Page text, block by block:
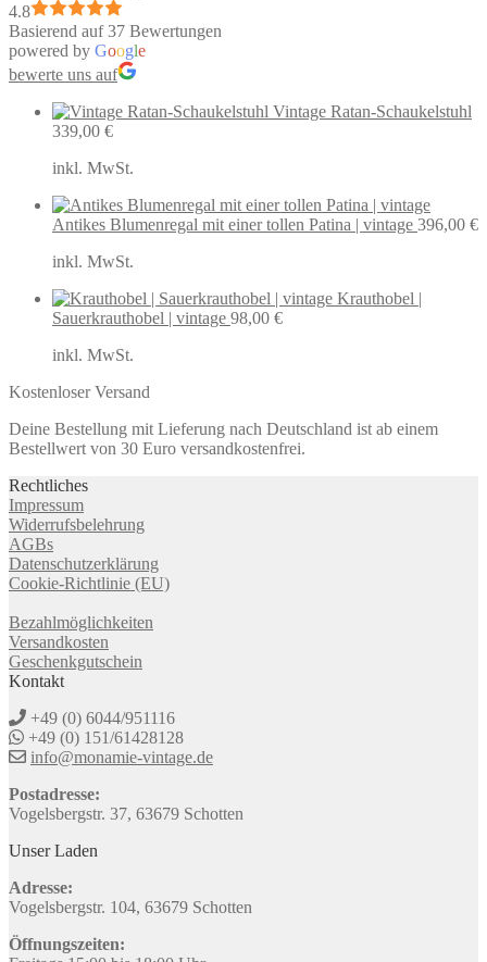
4.8
Basierend auf 37 Bewertungen
powered by Google
bewerte uns auf
Vintage Ratan-Schaukelstuhl
339,00 €
inkl. MwSt.
Antikes Blumenregal mit einer tollen Patina | vintage 396,00 €
inkl. MwSt.
Krauthobel |
Sauerkrauthobel | vintage 98,00 €
inkl. MwSt.
Kostenloser Versand
Deine Bestellung mit Lieferung nach Deutschland ist ab einem
Bestellwert von 30 Euro versandkostenfrei.
Rechtliches
Impressum
Widerrufsbelehrung
AGBs
Datenschutzerklärung
Cookie-Richtlinie (EU)
Bezahlmöglichkeiten
Versandkosten
Geschenkgutschein
Kontakt
+49 (0) 6044/951116
+49 (0) 151/61428128
info@monamie-vintage.de
Postadresse:
Vogelsbergstr. 37, 63679 Schotten
Unser Laden
Adresse:
Vogelsbergstr. 104, 63679 Schotten
Öffnungszeiten: